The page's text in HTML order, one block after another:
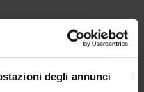
degli annunci
relativo
giustizia e